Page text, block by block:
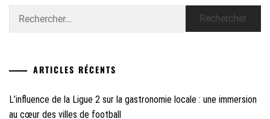
ARTICLES RÉCENTS
L’influence de la Ligue 2 sur la gastronomie locale : une immersion
au cœur des villes de football